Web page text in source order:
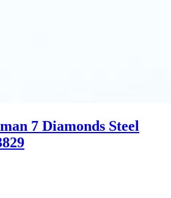
7 Diamonds Steel